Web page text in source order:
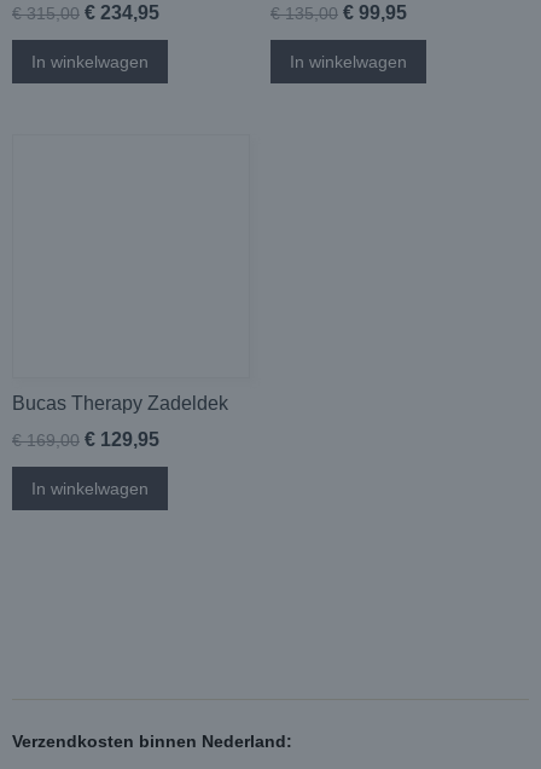
€ 315,00 € 234,95
In winkelwagen
€ 135,00 € 99,95
In winkelwagen
Bucas Therapy Zadeldek
€ 169,00 € 129,95
In winkelwagen
Verzendkosten binnen Nederland: